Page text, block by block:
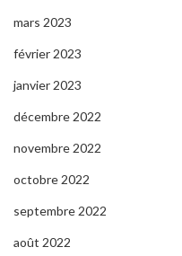
mars 2023
février 2023
janvier 2023
décembre 2022
novembre 2022
octobre 2022
septembre 2022
août 2022